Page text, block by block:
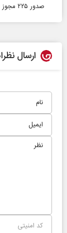
صدور ۲۲۵ مجوز مشاغل خانگی در خراسان شمالی
ارسال